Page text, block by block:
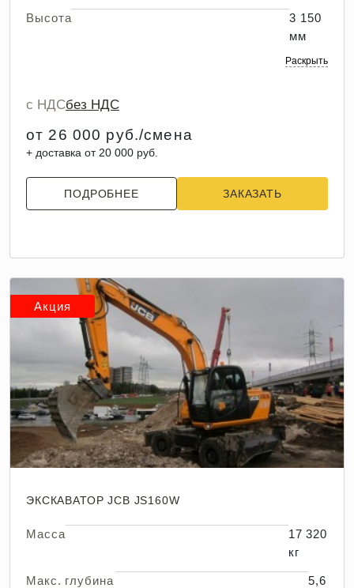
Высота
3 150
мм
Раскрыть
с НДСбез НДС
от 26 000 руб./смена
+ доставка от 20 000 руб.
ПОДРОБНЕЕ ЗАКАЗАТЬ
Акция
ЭКСКАВАТОР JCB JS160W
Масса
17 320
кг
Макс. глубина
5,6